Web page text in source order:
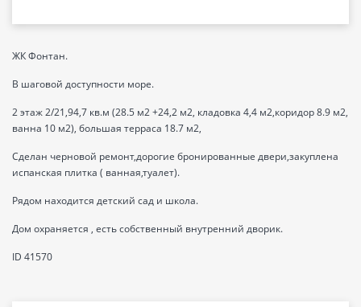
ЖК Фонтан.
В шаговой доступности море.
2 этаж 2/21,94,7 кв.м (28.5 м2 +24,2 м2, кладовка 4,4 м2,коридор 8.9 м2,
ванна 10 м2), большая терраса 18.7 м2,
Сделан черновой ремонт,дорогие бронированные двери,закуплена
испанская плитка ( ванная,туалет).
Рядом находится детский сад и школа.
Дом охраняется , есть собственный внутренний дворик.
ID 41570